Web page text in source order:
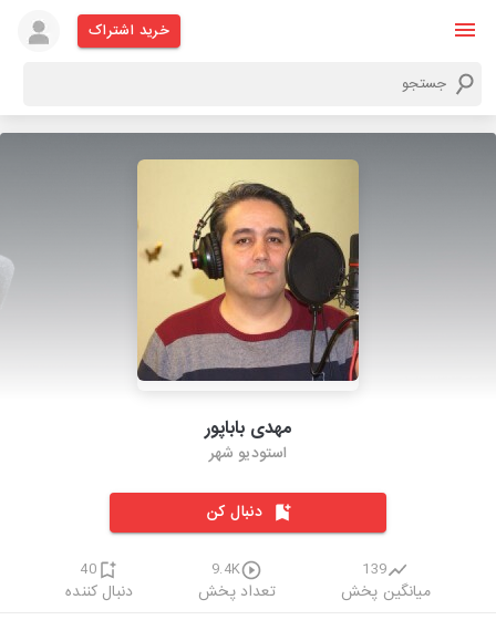
خرید اشتراک
مهدی باباپور
استودیو شهر
دنبال کن
139
میانگین پخش
9.4K
تعداد پخش
40
دنبال کننده